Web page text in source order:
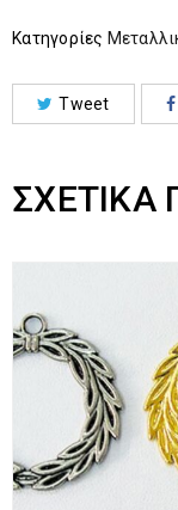
Κατηγορίες
Tweet
ΣΧΕΤΙΚΆ